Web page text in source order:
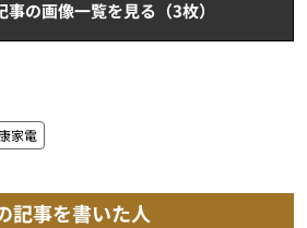
事の画像一覧を見る（3枚）
家電
記事を書いた人